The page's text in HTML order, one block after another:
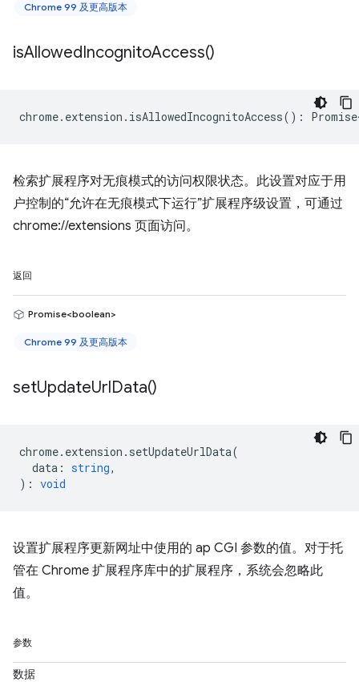
Chrome 99 及更高版本
isAllowedIncognitoAccess()
chrome. extension . isAllowedIncognitoAccess() :
检索扩展程序对无痕模式的访问权限状态。此设置对应于用
户控制的“允许在无痕模式下运行”扩展程序级设置，可通过
chrome://extensions 页面访问。
返回
Promise<boolean>
Chrome 99 及更高版本
setUpdateUrlData()
chrome. extension . setUpdateUrlData(
data : string,
) : void
设置扩展程序更新网址中使用的 ap CGI 参数的值。对于托
管在 Chrome 扩展程序库中的扩展程序，系统会忽略此
值。
参数
数据